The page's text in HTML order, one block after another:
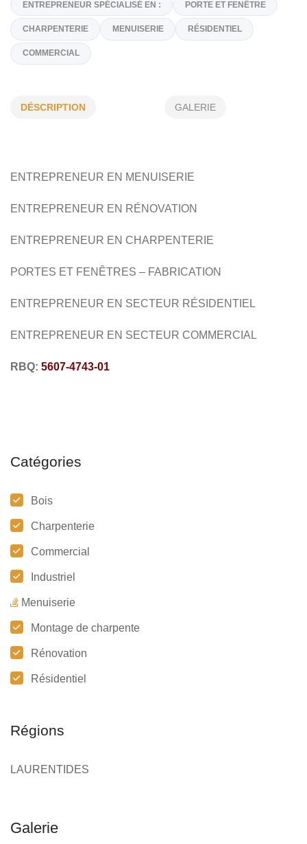
88, De la Dauphine, St-Colomban,J5K 0A2
(514) 290-2326
(450) 304-0954
COMMERCIAL
DÉSCRIPTION GALERIE
ENTREPRENEUR EN MENUISERIE
ENTREPRENEUR EN RÉNOVATION
ENTREPRENEUR EN CHARPENTERIE
PORTES ET FENÊTRES – FABRICATION
ENTREPRENEUR EN SECTEUR RÉSIDENTIEL
ENTREPRENEUR EN SECTEUR COMMERCIAL
RBQ: 5607-4743-01
Catégories
Bois
Charpenterie
Commercial
Industriel
Menuiserie
Montage de charpente
Rénovation
Résidentiel
Régions
LAURENTIDES